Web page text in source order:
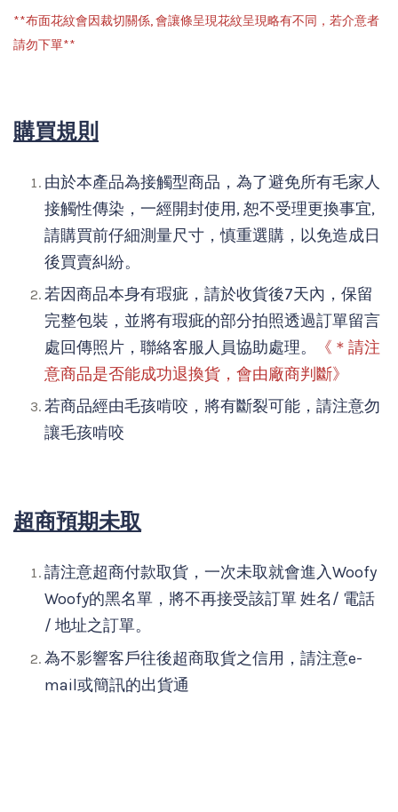
**布面花紋會因裁切關係, 會讓條呈現花紋呈現略有不同，若介意者
請勿下單**
購買規則
由於本產品為接觸型商品，為了避免所有毛家人
接觸性傳染，一經開封使用, 恕不受理更換事宜,
請購買前仔細測量尺寸，慎重選購，以免造成日
後買賣糾紛。
若因商品本身有瑕疵，請於收貨後7天內，保留
完整包裝，並將有瑕疵的部分拍照透過訂單留言
處回傳照片，聯絡客服人員協助處理。
《＊請注
意商品是否能成功退換貨，會由廠商判斷》
若商品經由毛孩啃咬，將有斷裂可能，請注意勿
讓毛孩啃咬
超商預期未取
請注意超商付款取貨，一次未取就會進入Woofy
Woofy的黑名單，將不再接受該訂單 姓名/ 電話
/ 地址之訂單。
為不影響客戶往後超商取貨之信用，請注意e-
mail或簡訊的出貨通